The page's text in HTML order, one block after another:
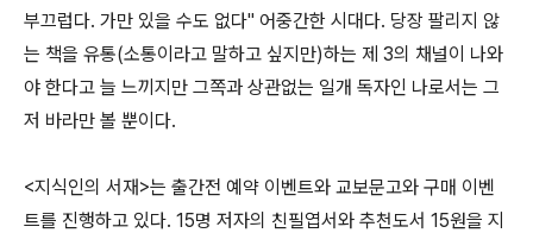
부끄럽다. 가만 있을 수도 없다" 어중간한 시대다. 당장 팔리지 않
는 책을 유통(소통이라고 말하고 싶지만)하는 제 3의 채널이 나와
야 한다고 늘 느끼지만 그쪽과 상관없는 일개 독자인 나로서는 그
저 바라만 볼 뿐이다.
<지식인의 서재>는 출간전 예약 이벤트와 교보문고와 구매 이벤
트를 진행하고 있다. 15명 저자의 친필엽서와 추천도서 15원을 지